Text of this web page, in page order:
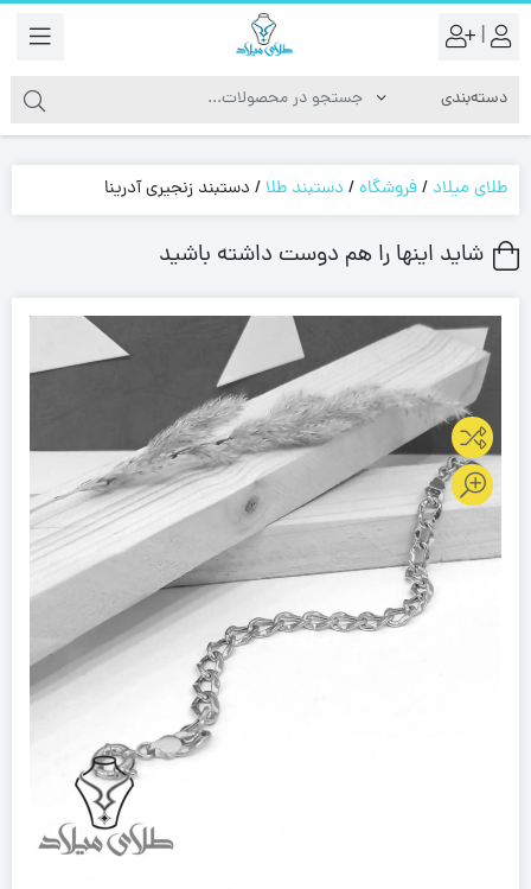
|
طلای میلاد /فروشگاه/ دستبند طلا/ دستبند زنجیری آدرینا
شاید اینها را هم دوست داشته باشید